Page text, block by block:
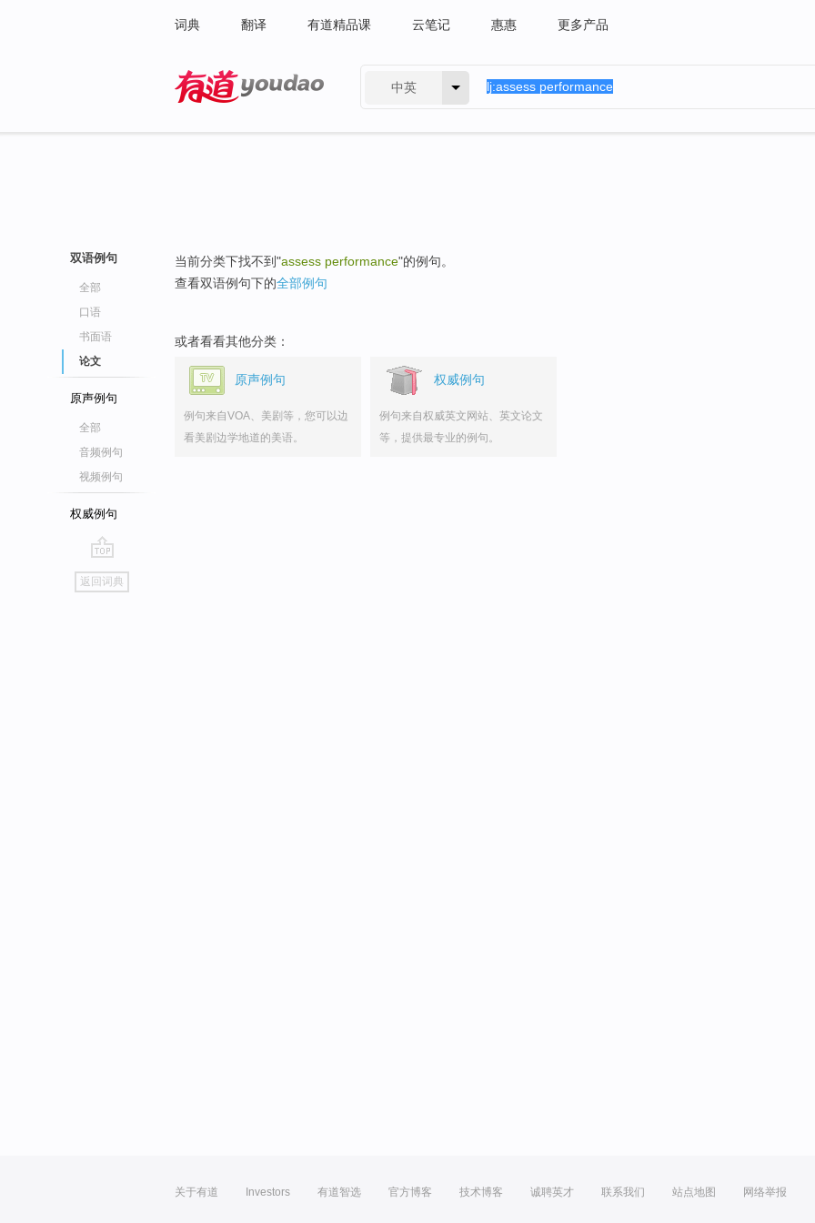
词典 翻译 有道精品课 云笔记 惠惠 更多产品
中英
双语例句
全部
口语
书面语
论文
原声例句
全部
音频例句
视频例句
权威例句
go
top
返回词典
当前分类下找不到"assess performance"的例句。
查看双语例句下的全部例句
或者看看其他分类：
原声例句
例句来自VOA、美剧等，您可以边
看美剧边学地道的美语。
权威例句
例句来自权威英文网站、英文论文
等，提供最专业的例句。
关于有道 Investors 有道智选 官方博客 技术博客 诚聘英才 联系我们 站点地图 网络举报